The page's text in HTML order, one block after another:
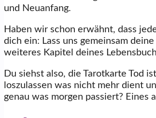
und Neuanfang.
Haben wir schon erwähnt, dass
dich ein: Lass uns gemeinsam
weiteres Kapitel deines
Du siehst also, die Tarotkarte Tod
loszulassen was nicht mehr dient
genau was morgen passiert?